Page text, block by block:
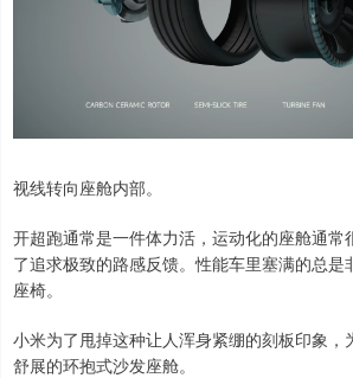
视线转向座舱内部。
开超跑通常是一件体力活，运动化的座舱通常
了追求极致的路感反馈。性能车里塞满的总是
座椅。
小米为了甩掉这种让人浑身紧绷的刻板印象，
舒展的环抱式沙发座舱。